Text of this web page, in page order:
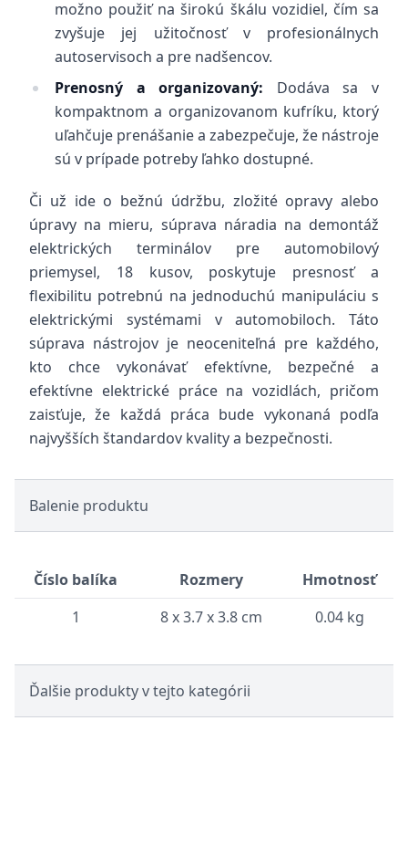
možno použiť na širokú škálu vozidiel, čím sa
zvyšuje jej užitočnosť v profesionálnych
autoservisoch a pre nadšencov.
Prenosný a organizovaný: Dodáva sa v
kompaktnom a organizovanom kufríku, ktorý
uľahčuje prenášanie a zabezpečuje, že nástroje
sú v prípade potreby ľahko dostupné.
Či už ide o bežnú údržbu, zložité opravy alebo
úpravy na mieru, súprava náradia na demontáž
elektrických terminálov pre automobilový
priemysel, 18 kusov, poskytuje presnosť a
flexibilitu potrebnú na jednoduchú manipuláciu s
elektrickými systémami v automobiloch. Táto
súprava nástrojov je neoceniteľná pre každého,
kto chce vykonávať efektívne, bezpečné a
efektívne elektrické práce na vozidlách, pričom
zaisťuje, že každá práca bude vykonaná podľa
najvyšších štandardov kvality a bezpečnosti.
Balenie produktu
Číslo balíka Rozmery
Hmotnosť
1
8 x 3.7 x 3.8 cm 0.04 kg
Ďalšie produkty v tejto kategórii